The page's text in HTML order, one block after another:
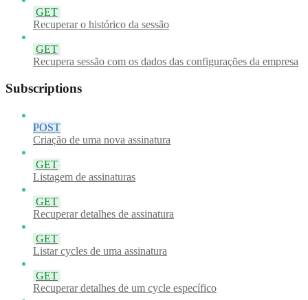
GET
Recuperar o histórico da sessão
GET
Recupera sessão com os dados das configurações da empresa
Subscriptions
POST
Criação de uma nova assinatura
GET
Listagem de assinaturas
GET
Recuperar detalhes de assinatura
GET
Listar cycles de uma assinatura
GET
Recuperar detalhes de um cycle específico